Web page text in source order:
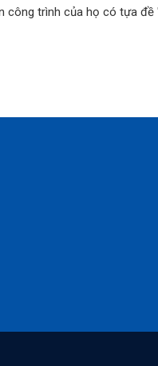
công trình của họ có tựa đề